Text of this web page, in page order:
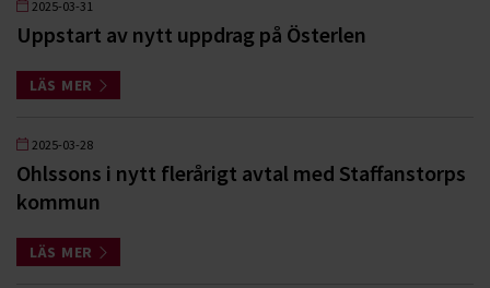
2025-03-31
Uppstart av nytt uppdrag på Österlen
LÄS MER
2025-03-28
Ohlssons i nytt flerårigt avtal med Staffanstorps
kommun
LÄS MER